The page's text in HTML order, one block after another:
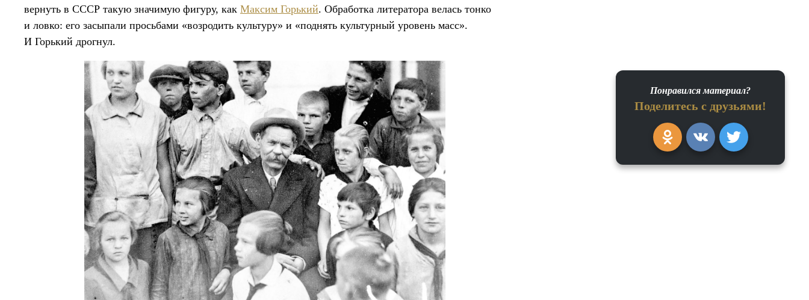
вернуть в СССР такую значимую фигуру, как Максим Горький. Обработка литератора велась тонко
и ловко: его засыпали просьбами «возродить культуру» и «поднять культурный уровень масс».
И Горький дрогнул.
Понравился материал?
Поделитесь с друзьями!